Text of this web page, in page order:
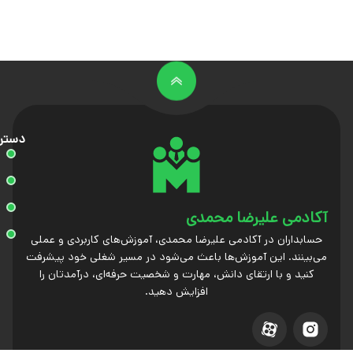
آکادمی علیرضا محمدی
حسابداران در آکادمی علیرضا محمدی، آموزش‌های کاربردی و عملی
می‌بینند. این آموزش‌ها باعث می‌شود در مسیر شغلی خود پیشرفت
کنید و با ارتقای دانش، مهارت و شخصیت حرفه‌ای، درآمدتان را
افزایش دهید.